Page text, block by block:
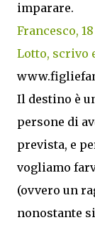
imparare.
Francesco,
Lotto, scrivo
Il destino è
persone di
prevista, e
vogliamo
(ovvero un
nonostante